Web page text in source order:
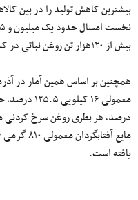
بیش از ۱۲۰هزار تن روغن نباتی در کشور تولید شده است.
همچنین بر اساس همین آمار در
یافته است.